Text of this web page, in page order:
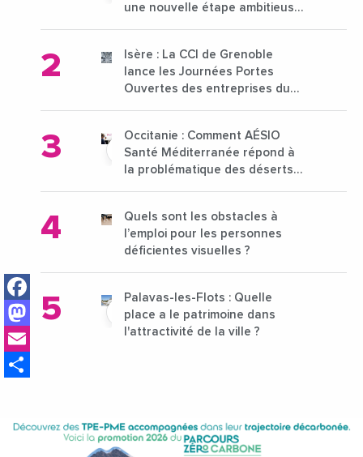
Facebook
Mastodon
une nouvelle étape ambitieuse
Isère : La CCI de Grenoble
lance les Journées Portes
Ouvertes des entreprises du
Occitanie : Comment AÉSIO
Santé Méditerranée répond à
la problématique des déserts
Quels sont les obstacles à
l’emploi pour les personnes
déficientes visuelles ?
Palavas-les-Flots : Quelle
place a le patrimoine dans
l'attractivité de la ville ?